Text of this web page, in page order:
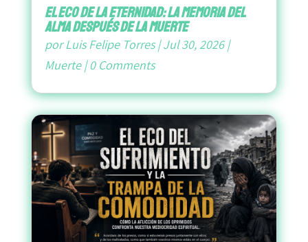
El Eco de la Eternidad: La Memoria del
Alma después de la Muerte
porLuis Felipe Torres|Jul 30, 2026|
Muerte|0 Comments